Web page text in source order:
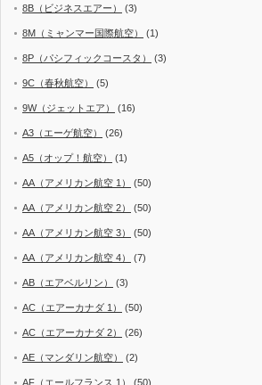
8B（ビジネスエアー） (3)
8M（ミャンマー国際航空） (1)
8P（パシフィックコースタ） (3)
9C（春秋航空） (5)
9W（ジェットエア） (16)
A3（エーゲ航空） (26)
A5（オップ！航空） (1)
AA（アメリカン航空 1） (50)
AA（アメリカン航空 2） (50)
AA（アメリカン航空 3） (50)
AA（アメリカン航空 4） (7)
AB（エアベルリン） (3)
AC（エアーカナダ 1） (50)
AC（エアーカナダ 2） (26)
AE（マンダリン航空） (2)
AF（エールフランス 1） (50)